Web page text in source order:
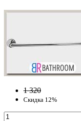
1 320
Скидка 12%